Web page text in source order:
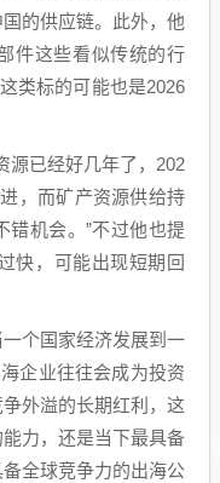
的供应链。此外，他
件这些看似传统的行
类标的可能也是2026
源已经好几年了，202
，而矿产资源供给持
错机会。”不过他也提
快，可能出现短期回
个国家经济发展到一
企业往往会成为投资
外溢的长期红利，这
力，还是当下最具备
全球竞争力的出海公